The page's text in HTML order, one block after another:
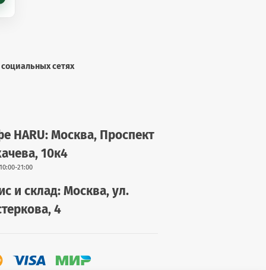
сетях
HARU: Москва, Проспект
10к4
21:00
и склад: Москва, ул.
4